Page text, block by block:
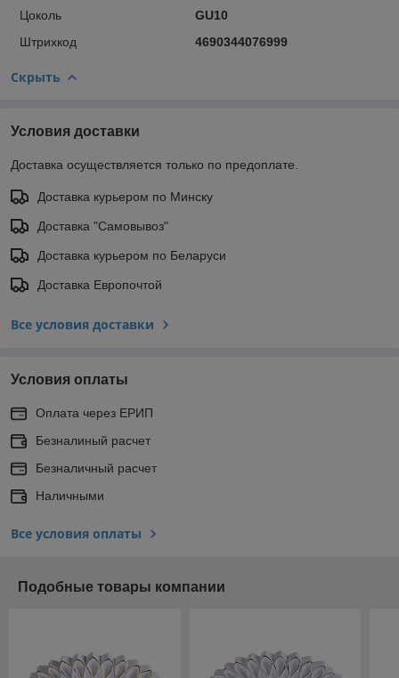
Цоколь
GU10
Штрихкод
4690344076999
Скрыть
Условия доставки
Доставка осуществляется только по предоплате.
Доставка курьером по Минску
Доставка "Самовывоз"
Доставка курьером по Беларуси
Доставка Европочтой
Все условия доставки
Условия оплаты
Оплата через ЕРИП
Безналиный расчет
Безналичный расчет
Наличными
Все условия оплаты
Подобные товары компании